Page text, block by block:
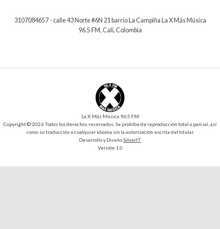
3107084657 - calle 43 Norte #6N 21 barrio La Campiña La X Más Música
96.5 FM, Cali, Colombia
La X Más Música 96.5 FM
Copyright © 2026 Todos los derechos reservados. Se prohíbe de reproducción total o parcial, así
como su traducción a cualquier idioma sin la autorización escrita del titular.
Desarrollo y DiseñoSilverIT
Versión 1.0